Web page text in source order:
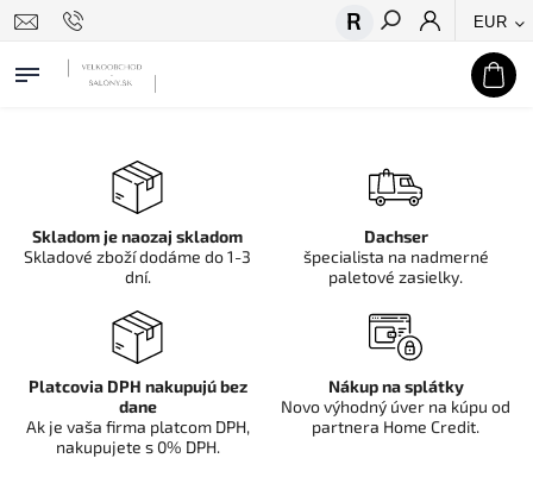
EUR
Hľadať
Skladom je naozaj skladom
Skladové zboží dodáme do 1-3
dní.
Dachser
špecialista na nadmerné
paletové zasielky.
Platcovia DPH nakupujú bez
dane
Ak je vaša firma platcom DPH,
nakupujete s 0% DPH.
Nákup na splátky
Novo výhodný úver na kúpu od
partnera Home Credit.